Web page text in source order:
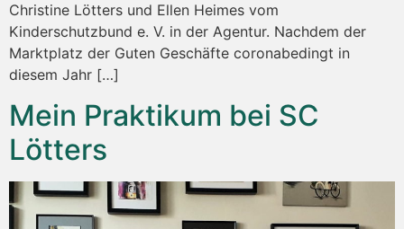
Christine Lötters und Ellen Heimes vom
Kinderschutzbund e. V. in der Agentur. Nachdem der
Marktplatz der Guten Geschäfte coronabedingt in
diesem Jahr […]
Mein Praktikum bei SC
Lötters